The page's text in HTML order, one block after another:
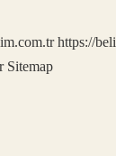
https://
Sitemap